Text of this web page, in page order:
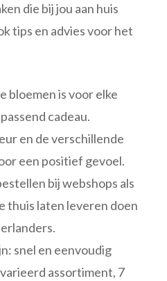
die bij jou aan huis
tips en advies voor het
bloemen is voor elke
cadeau.
en de verschillende
een positief gevoel.
bij webshops als
thuis laten leveren doen
snel en eenvoudig
assortiment, 7